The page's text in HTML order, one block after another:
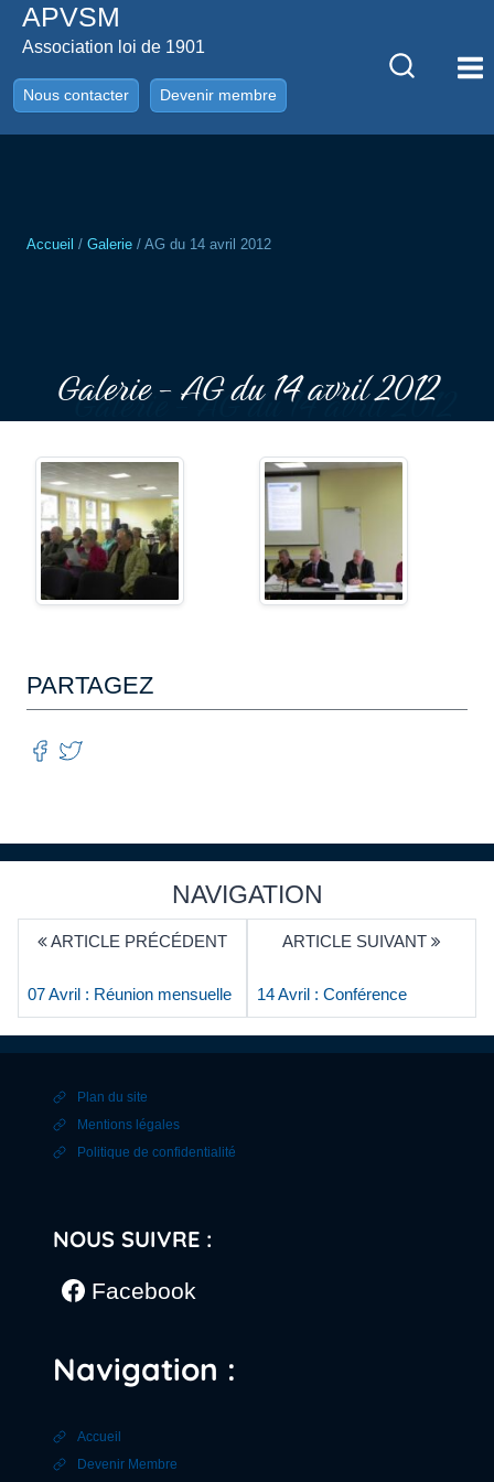
AllerAPVSM
Association loi de 1901
Nous contacter Devenir membre
Accueil / Galerie / AG du 14 avril 2012
Galerie - AG du 14 avril 2012
PARTAGEZ
NAVIGATION
ARTICLE PRÉCÉDENT
07 Avril : Réunion mensuelle
ARTICLE SUIVANT
14 Avril : Conférence
Plan du site
Mentions légales
Politique de confidentialité
NOUS SUIVRE :
Facebook
Navigation :
Accueil
Devenir Membre